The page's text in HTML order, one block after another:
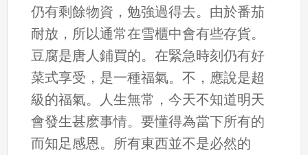
仍有剩餘物資，勉強過得去。由於番茄
耐放，所以通常在雪櫃中會有些存貨。
豆腐是唐人鋪買的。在緊急時刻仍有好
菜式享受，是一種福氣。不，應說是超
級的福氣。人生無常，今天不知道明天
會發生甚麽事情。要懂得為當下所有的
而知足感恩。所有東西並不是必然的